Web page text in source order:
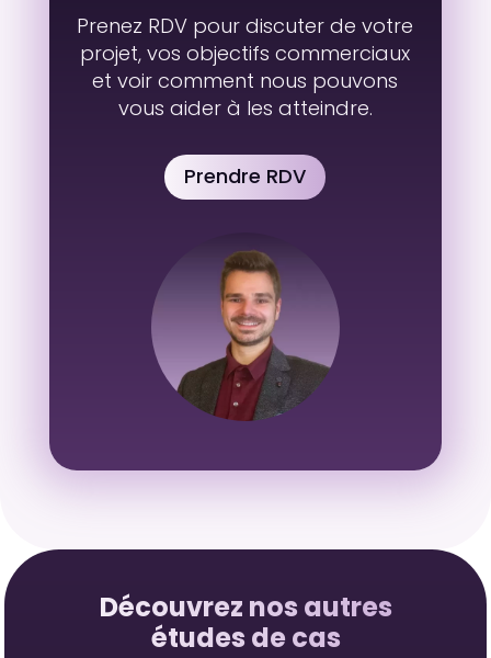
Prenez RDV pour discuter de votre
projet, vos objectifs commerciaux
et voir comment nous pouvons
vous aider à les atteindre.
Prendre RDV
Découvrez nos autres
études de cas